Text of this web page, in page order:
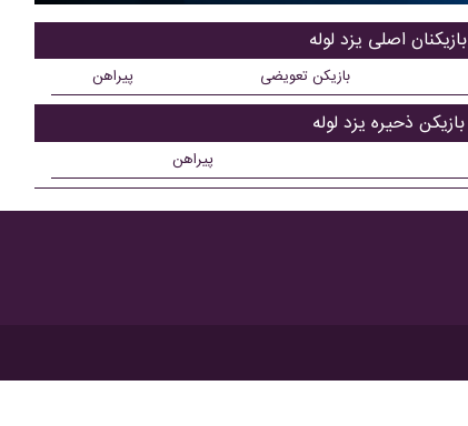
بازیکنان اصلی یزد لوله
بازیکن تعویضی پیراهن
بازیکن ذحیره یزد لوله
پیراهن